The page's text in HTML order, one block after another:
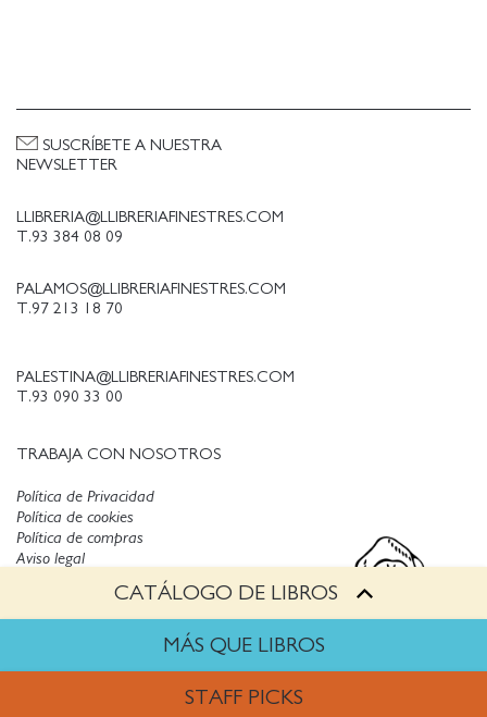
CATÁLOGO DE LIBROS
MÁS QUE LIBROS
STAFF PICKS
LLIBRERIA@LLIBRERIAFINESTRES.COM
T.93 384 08 09
PALAMOS@LLIBRERIAFINESTRES.COM
T.97 213 18 70
PALESTINA@LLIBRERIAFINESTRES.COM
T.93 090 33 00
TRABAJA CON NOSOTROS
SUSCRÍBETE A NUESTRA
NEWSLETTER
Política de Privacidad
Política de cookies
Aviso legal
Política de compras